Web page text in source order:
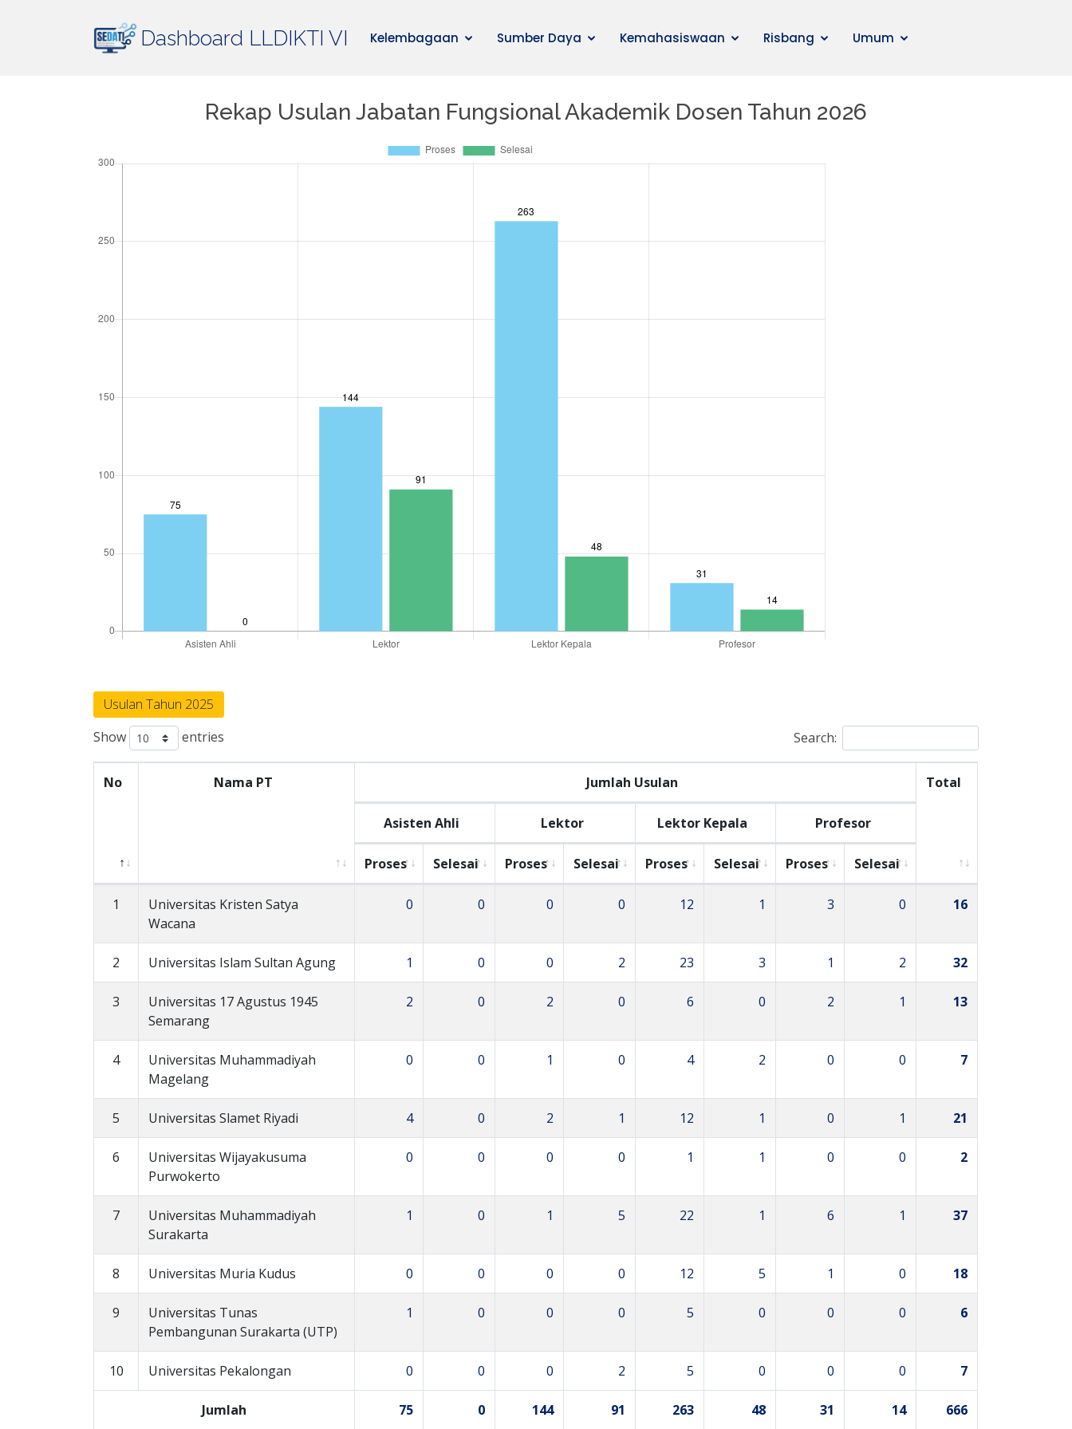
Dashboard LLDIKTI VI Kelembagaan Sumber Daya Kemahasiswaan Risbang Umum
Rekap Usulan Jabatan Fungsional Akademik Dosen Tahun 2026
Usulan Tahun 2025
Show
entries Search:
No Nama PT Jumlah Usulan Total
Asisten Ahli Lektor Lektor Kepala Profesor
Proses Selesai Proses Selesai Proses Selesai Proses Selesai
1
Universitas Kristen Satya
Wacana
0 0 0 0 12 1 3 0 16
2 Universitas Islam Sultan Agung 1 0 0 2 23 3 1 2 32
3
Universitas 17 Agustus 1945
Semarang
2 0 2 0 6 0 2 1 13
4
Universitas Muhammadiyah
Magelang
0 0 1 0 4 2 0 0 7
5 Universitas Slamet Riyadi 4 0 2 1 12 1 0 1 21
6
Universitas Wijayakusuma
Purwokerto
0 0 0 0 1 1 0 0 2
7
Universitas Muhammadiyah
Surakarta
1 0 1 5 22 1 6 1 37
8 Universitas Muria Kudus 0 0 0 0 12 5 1 0 18
9
Universitas Tunas
Pembangunan Surakarta (UTP)
1 0 0 0 5 0 0 0 6
10 Universitas Pekalongan 0 0 0 2 5 0 0 0 7
Jumlah 75 0 144 91 263 48 31 14 666